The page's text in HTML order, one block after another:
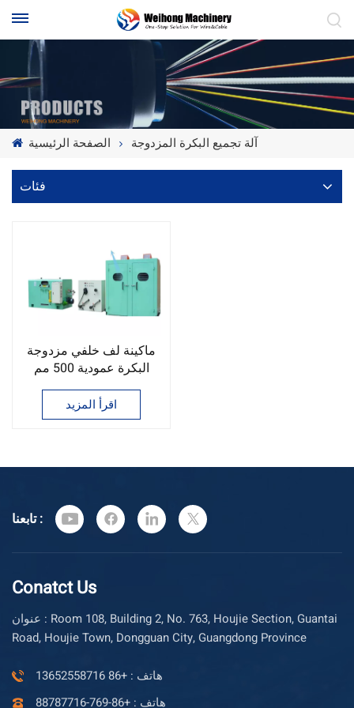
الصفحة الرئيسية آلة تجميع البكرة المزدوجة
فئات
ماكينة لف خلفي مزدوجة
البكرة عمودية 500 مم
اقرأ المزيد
تابعنا :
Conatct Us
عنوان : Room 108, Building 2, No. 763, Houjie Section, Guantai
Road, Houjie Town, Dongguan City, Guangdong Province
هاتف : +86 13652558716
هاتف : +86-769-88787716